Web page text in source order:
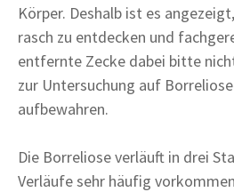
Körper. Deshalb ist es
rasch zu entdecken und
entfernte Zecke dabei bitte
zur Untersuchung auf
aufbewahren.
Die Borreliose verläuft in drei
Verläufe sehr häufig